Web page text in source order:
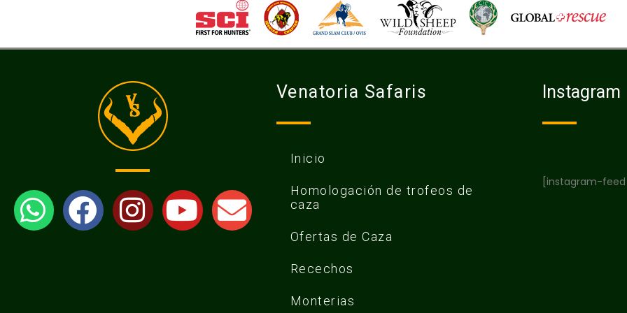
Venatoria Safaris
Inicio
Homologación de trofeos de
caza
Ofertas de Caza
Recechos
Monterias
Instagram
[instagram-feed